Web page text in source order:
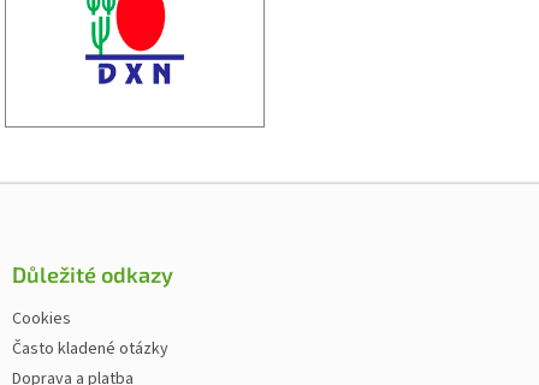
Zápatí
Důležité odkazy
Cookies
Často kladené otázky
Doprava a platba